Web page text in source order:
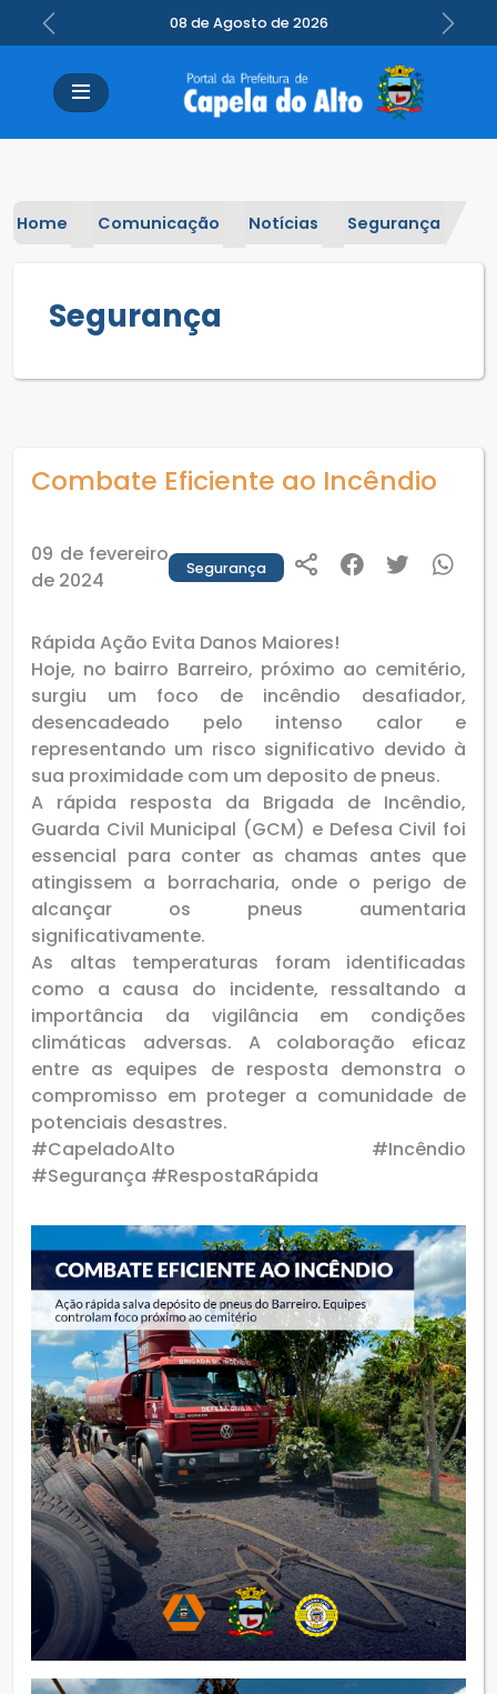
08 de Agosto de 2026
Previous Next
Home Comunicação Notícias Segurança
Segurança
Combate Eficiente ao Incêndio
09 de fevereiro
de 2024
Segurança
Rápida Ação Evita Danos Maiores!
Hoje, no bairro Barreiro, próximo ao cemitério,
surgiu um foco de incêndio desafiador,
desencadeado pelo intenso calor e
representando um risco significativo devido à
sua proximidade com um deposito de pneus.
A rápida resposta da Brigada de Incêndio,
Guarda Civil Municipal (GCM) e Defesa Civil foi
essencial para conter as chamas antes que
atingissem a borracharia, onde o perigo de
alcançar os pneus aumentaria
significativamente.
As altas temperaturas foram identificadas
como a causa do incidente, ressaltando a
importância da vigilância em condições
climáticas adversas. A colaboração eficaz
entre as equipes de resposta demonstra o
compromisso em proteger a comunidade de
potenciais desastres.
#CapeladoAlto #Incêndio
#Segurança #RespostaRápida